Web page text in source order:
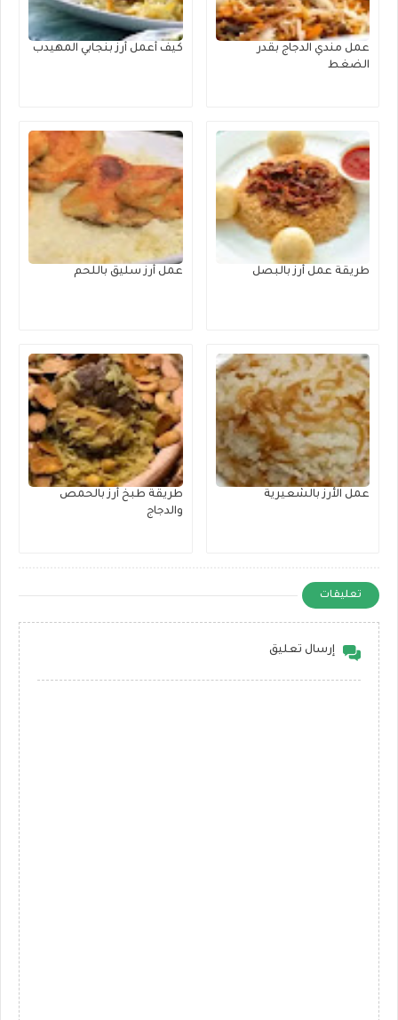
عمل مندي الدجاج بقدر
الضغط
كيف أعمل أرز بنجابي المهيدب
طريقة عمل أرز بالبصل عمل أرز سليق باللحم
عمل الأرز بالشعيرية
طريقة طبخ أرز بالحمص
والدجاج
تعليقات
إرسال تعليق